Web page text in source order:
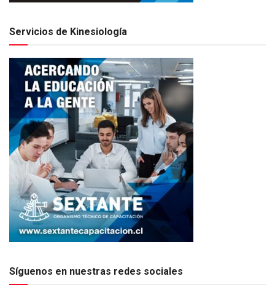
Servicios de Kinesiología
Síguenos en nuestras redes sociales